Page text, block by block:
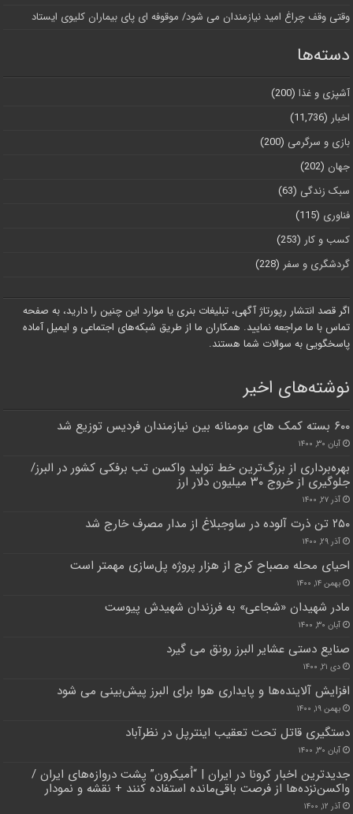
وقتی وقف چراغ امید نیازمندان می شود/ موقوفه ای پای بیماران کلیوی ایستاد
دسته‌ها
آشپزی و غذا (200)
اخبار (11,736)
بازی و سرگرمی (200)
جهان (202)
سبک زندگی (63)
فناوری (115)
کسب و کار (253)
گردشگری و سفر (228)
اگر قصد انتشار رپورتاژ آگهی، تبلیغات بنری یا موارد این چنین را دارید، به صفحه
تماس با ما مراجعه نمایید. همکاران ما از طریق شبکه‌های اجتماعی و ایمیل آماده
پاسخگویی به سوالات شما هستند.
نوشته‌های اخیر
۶۰۰ بسته کمک های مومنانه بین نیازمندان فردیس توزیع شد
آبان ۳۰, ۱۴۰۰
بهره‌برداری از بزرگ‌ترین خط تولید واکسن تب برفکی کشور در البرز/
جلوگیری از خروج ۳۰ میلیون دلار ارز
آذر ۲۷, ۱۴۰۰
۲۵۰ تن ذرت آلوده در ساوجبلاغ از مدار مصرف خارج شد
آذر ۲۹, ۱۴۰۰
احیای محله مصباح کرج از هزار پروژه پل‌سازی مهمتر است
بهمن ۱۴, ۱۴۰۰
مادر شهیدان «شجاعی» به فرزندان شهیدش پیوست
آبان ۳۰, ۱۴۰۰
صنایع دستی عشایر البرز رونق می گیرد
دی ۲۱, ۱۴۰۰
افزایش آلاینده‌ها و پایداری هوا برای البرز پیش‌بینی می شود
بهمن ۱۹, ۱۴۰۰
دستگیری قاتل تحت تعقیب اینترپل در نظرآباد
آبان ۳۰, ۱۴۰۰
جدیدترین اخبار کرونا در ایران | “اُمیکرون” پشت دروازه‌های ایران /
واکسن‌نزده‌ها از فرصت باقی‌مانده استفاده کنند + نقشه و نمودار
آذر ۱۲, ۱۴۰۰